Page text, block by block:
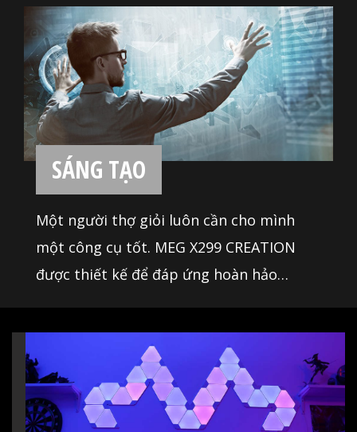
bị một giải pháp mạng chất lượng cao
sẵn sàng phục vụ bạn với độ tin cậy 24/7
khi truyền dữ liệu lớn.
SÁNG TẠO
Một người thợ giỏi luôn cần cho mình
những yêu cầu khắc khe của những người
làm công việc sáng tạo nội dung đang
tìm cho mình một công cụ để tạo ra kiệt